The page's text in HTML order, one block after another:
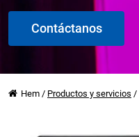
Contáctanos
Hem / Productos y servicios /